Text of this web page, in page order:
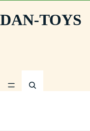
DAN-TOYS